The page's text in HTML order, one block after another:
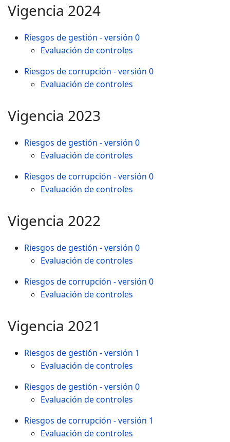
Vigencia 2024
Riesgos de gestión - versión 0
Evaluación de controles
Riesgos de corrupción - versión 0
Evaluación de controles
Vigencia 2023
Riesgos de gestión - versión 0
Evaluación de controles
Riesgos de corrupción - versión 0
Evaluación de controles
Vigencia 2022
Riesgos de gestión - versión 0
Evaluación de controles
Riesgos de corrupción - versión 0
Evaluación de controles
Vigencia 2021
Riesgos de gestión - versión 1
Evaluación de controles
Riesgos de gestión - versión 0
Evaluación de controles
Riesgos de corrupción - versión 1
Evaluación de controles